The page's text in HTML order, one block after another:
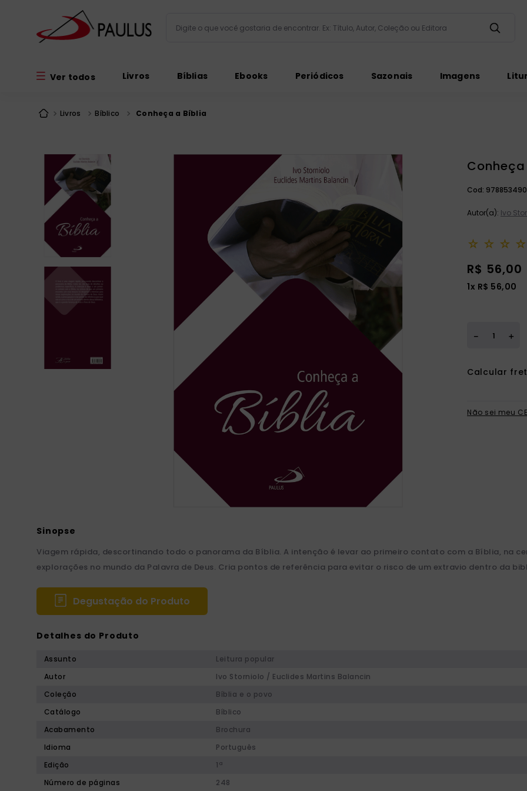
Ver todos Livros Bíblias Ebooks Periódicos Sazonais Imagens
Livros Bíblico Conheça a Bíblia
Cod:
Autor(a): Ivo
☆ ☆ ☆ ☆
R$ 56,00
1x R$ 56,00
＋
－
Não sei meu
Viagem rápida, descortinando todo o panorama da Bíblia. A intenção é levar ao primeiro contato com a Bíblia, na
explorações no mundo da Palavra de Deus. Cria pontos de referência para evitar o risco de um extravio dentro da
Degustação do Produto
Detalhes do Produto
Assunto
Leitura popular
Autor
Ivo Storniolo / Euclides Martins Balancin
Coleção
Bíblia e o povo
Catálogo
Bíblico
Acabamento
Brochura
Idioma
Português
Edição
1ª
Número de páginas
248
bíblia jerusalém
biblia pastoral
patristica
catequese
bíblia ave maria